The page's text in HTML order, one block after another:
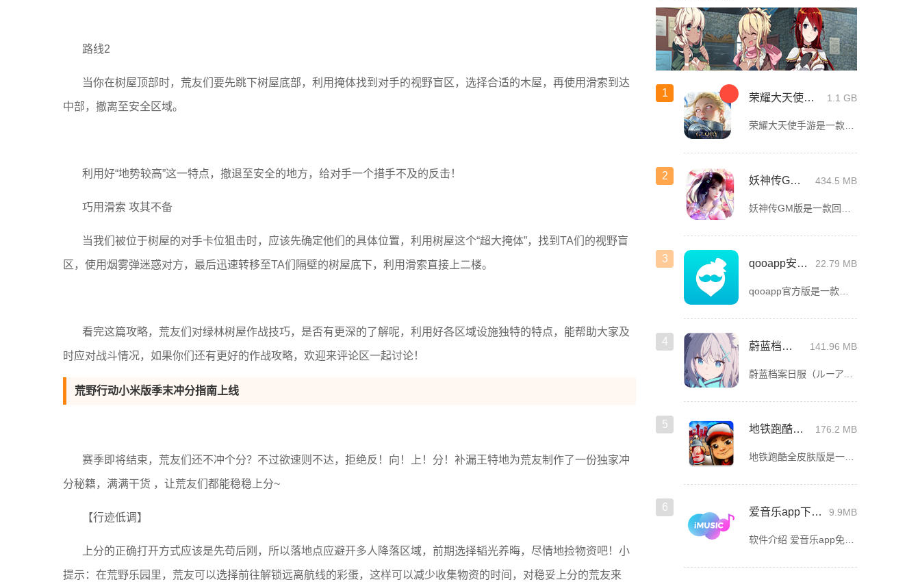
路线2
当你在树屋顶部时，荒友们要先跳下树屋底部，利用掩体找到对手的视野盲区，选择合适的木屋，再使用滑索到达
中部，撤离至安全区域。
利用好“地势较高”这一特点，撤退至安全的地方，给对手一个措手不及的反击！
巧用滑索 攻其不备
当我们被位于树屋的对手卡位狙击时，应该先确定他们的具体位置，利用树屋这个“超大掩体”，找到TA们的视野盲
区，使用烟雾弹迷惑对方，最后迅速转移至TA们隔壁的树屋底下，利用滑索直接上二楼。
看完这篇攻略，荒友们对绿林树屋作战技巧，是否有更深的了解呢，利用好各区域设施独特的特点，能帮助大家及
时应对战斗情况，如果你们还有更好的作战攻略，欢迎来评论区一起讨论！
荒野行动小米版季末冲分指南上线
赛季即将结束，荒友们还不冲个分？不过欲速则不达，拒绝反！向！上！分！补漏王特地为荒友制作了一份独家冲
分秘籍，满满干货 ，让荒友们都能稳稳上分~
【行迹低调】
上分的正确打开方式应该是先苟后刚，所以落地点应避开多人降落区域，前期选择韬光养晦，尽情地捡物资吧！小
提示：在荒野乐园里，荒友可以选择前往解锁远离航线的彩蛋，这样可以减少收集物资的时间，对稳妥上分的荒友来
1 荣耀大天使手游 1.1 GB
荣耀大天使手游是一款以端游体量为标准打造的MMORPG魔幻手游，游戏采用自研Light37引擎，Unity环境开发，呈现出精美绚丽的画面效果。同时，游戏还创造了独有的细微人物肢体动作，细腻写实的暗黑式
2 妖神传GM版 434.5 MB
妖神传GM版是一款回合制仙侠ARPG游戏，游戏画风可爱Q萌，建模也非常精致。虽是一款回合制游戏，但是在游戏局外，玩家可以自由的在辽阔的地图内玩耍探索，3D全景视角，不放过每一个风景。更有可爱的骑宠供玩
3 qooapp安卓版 22.79 MB
qooapp官方版是一款面向全球的二次元游戏资讯平台，它融合玩家社群、媒体资讯、游戏商店于一体，旨在汇聚全球热爱ACG的玩家，为他们创造有趣有爱有价值的产品和服务。为二次元游戏爱好者提供上万款游戏下载
4 蔚蓝档案日服 141.96 MB
蔚蓝档案日服（ルーアーカイブ）是一款角色扮演游戏，在游戏内玩家将受学生会长所托，来到名为基沃托斯的学院都市担任夏莱机构的老师，玩家需要做的就是履行身为大人与老师的责任，解决在学院都市中发生的各种问题与
5 地铁跑酷全皮肤版 176.2 MB
地铁跑酷全皮肤版是一款趣味性十足的休闲跑酷游戏，该游戏全3D酷跑，环游世界，每一个版本都会带你观赏一个城市的风采，全世界所有城市，在游戏中都有可能遇见，特色的地铁、特色的城市美景，在你眼中大方光彩，以
6 爱音乐app下载免费版 9.9MB
软件介绍 爱音乐app免费版是一款音乐播放软件，旨在为用户提供高品质的音乐体验。无论是流行音乐、古典乐、摇